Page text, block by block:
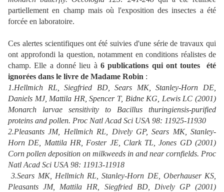
partiellement en champ mais où l'exposition des insectes a été
forcée en laboratoire.
Ces alertes scientifiques ont été suivies d'une série de travaux qui
ont approfondi la question, notamment en conditions réalistes de
champ. Elle a donné lieu à 6 publications qui ont toutes été
ignorées dans le livre de Madame Robin :
1.Hellmich RL, Siegfried BD, Sears MK, Stanley-Horn DE,
Daniels MJ, Mattila HR, Spencer T, Bidne KG, Lewis LC (2001)
Monarch larvae sensitivity to Bacillus thuringiensis-purified
proteins and pollen. Proc Natl Acad Sci USA 98: 11925-11930
2.Pleasants JM, Hellmich RL, Dively GP, Sears MK, Stanley-
Horn DE, Mattila HR, Foster JE, Clark TL, Jones GD (2001)
Corn pollen deposition on milkweeds in and near cornfields. Proc
Natl Acad Sci USA 98: 11913-11918
3.Sears MK, Hellmich RL, Stanley-Horn DE, Oberhauser KS,
Pleasants JM, Mattila HR, Siegfried BD, Dively GP (2001)